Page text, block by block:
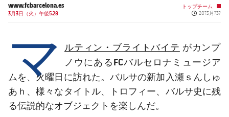
結果
スケジュール
チケット
結果
順位表
トップチーム
plusicon
label.aria.plus
スケジュール
チケット
www.fcbarcelona.es
3月3日（火）午後5.28
トップチーム
Published
20?3月?3?
マ ルティン・ブライトバイテ がカンプ
ノウにあるFCバルセロナミュージア
ムを、火曜日に訪れた。バルサの新加入瀬ｓんしゅ
あｈ、様々なタイトル、トロフィー、バルサ史に残
る伝説的なオブジェクトを楽しんだ。